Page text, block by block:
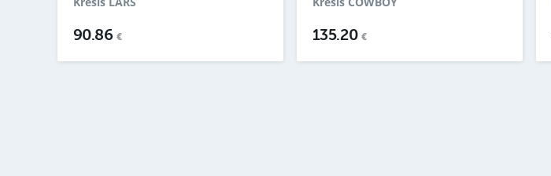
90.86€ 135.20 €